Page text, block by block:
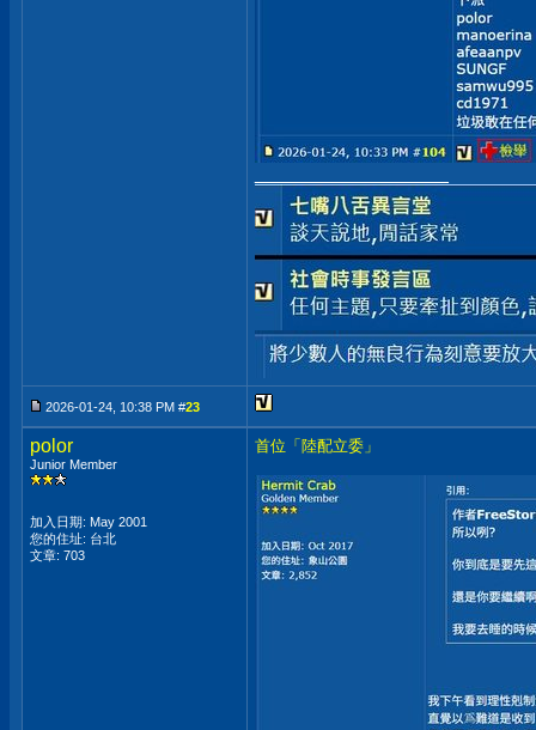
2026-01-24, 10:38 PM #23
polor
Junior Member
加入日期: May 2001
您的住址: 台北
文章: 703
首位「陸配立委」